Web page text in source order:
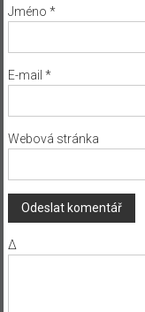
Jméno *
E-mail *
Webová stránka
Δ